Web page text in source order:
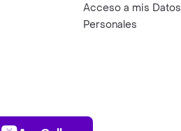
Acceso a mis Datos
Personales
AppGallery